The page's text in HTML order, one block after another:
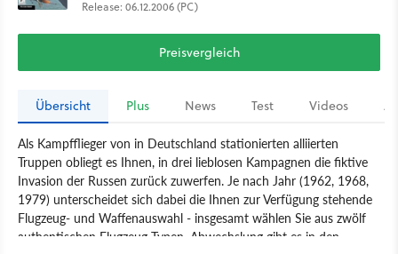
Release: 06.12.2006 (PC)
Preisvergleich
Übersicht Plus News Test Videos
Als Kampfflieger von in Deutschland stationierten alliierten
Truppen obliegt es Ihnen, in drei lieblosen Kampagnen die fiktive
Invasion der Russen zurück zuwerfen. Je nach Jahr (1962, 1968,
1979) unterscheidet sich dabei die Ihnen zur Verfügung stehende
Flugzeug- und Waffenauswahl - insgesamt wählen Sie aus zwölf
authentischen Flugzeug-Typen. Abwechslung gibt es in den